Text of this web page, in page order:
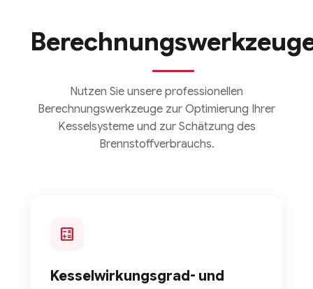
Nutzen Sie unsere professionellen
Berechnungswerkzeuge zur Optimierung Ihrer
Kesselsysteme und zur Schätzung des
Brennstoffverbrauchs.
calculate
Kesselwirkungsgrad- und